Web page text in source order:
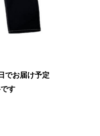
でお届け予定
す